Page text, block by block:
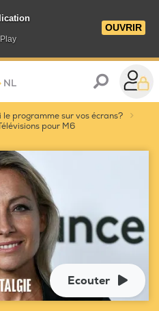
OUVRIR
NL
le programme sur vos écrans?
pour M6
Ecouter